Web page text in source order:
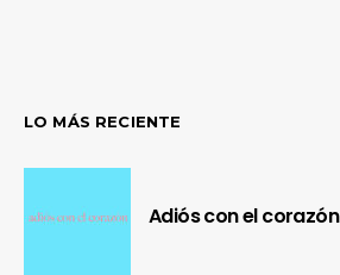
LO MÁS RECIENTE
Adiós con el corazón